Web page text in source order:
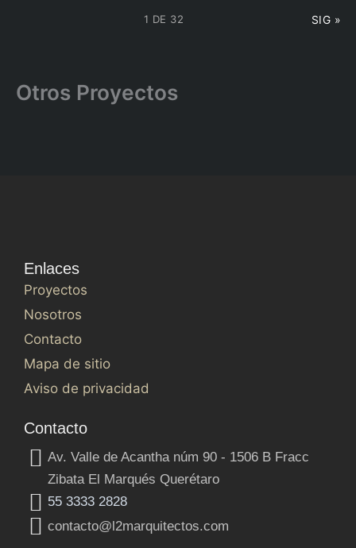
1 DE 32 SIG »
Otros Proyectos
Enlaces
Proyectos
Nosotros
Contacto
Mapa de sitio
Aviso de privacidad
Contacto
Av. Valle de Acantha núm 90 - 1506 B Fracc
Zibata El Marqués Querétaro
55 3333 2828
contacto@l2marquitectos.com